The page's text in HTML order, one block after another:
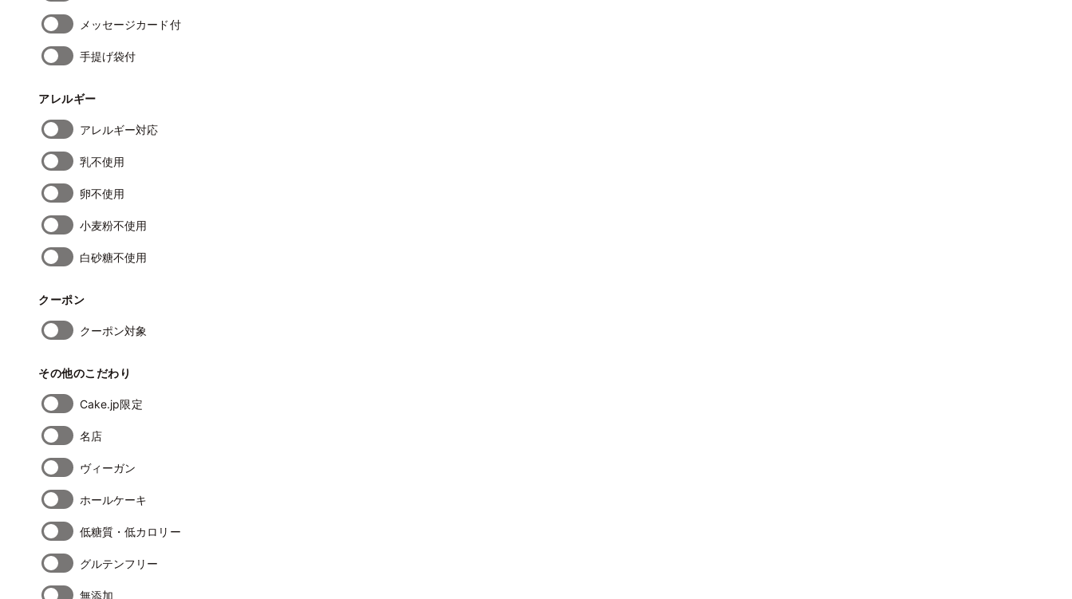
メッセージカード付
手提げ袋付
アレルギー
アレルギー対応
乳不使用
卵不使用
小麦粉不使用
白砂糖不使用
クーポン
クーポン対象
その他のこだわり
Cake.jp限定
名店
ヴィーガン
ホールケーキ
低糖質・低カロリー
グルテンフリー
無添加